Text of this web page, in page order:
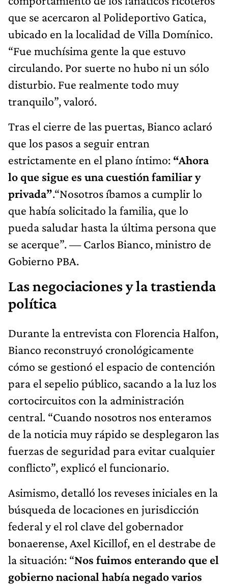
que se acercaron al Polideportivo Gatica,
ubicado en la localidad de Villa Domínico.
“Fue muchísima gente la que estuvo
circulando. Por suerte no hubo ni un sólo
disturbio. Fue realmente todo muy
tranquilo”, valoró.
Tras el cierre de las puertas, Bianco aclaró
que los pasos a seguir entran
estrictamente en el plano íntimo: “Ahora
lo que sigue es una cuestión familiar y
privada”.“Nosotros íbamos a cumplir lo
que había solicitado la familia, que lo
pueda saludar hasta la última persona que
se acerque”. — Carlos Bianco, ministro de
Gobierno PBA.
Las negociaciones y la trastienda
política
Durante la entrevista con Florencia Halfon,
Bianco reconstruyó cronológicamente
cómo se gestionó el espacio de contención
para el sepelio público, sacando a la luz los
cortocircuitos con la administración
central. “Cuando nosotros nos enteramos
de la noticia muy rápido se desplegaron las
fuerzas de seguridad para evitar cualquier
conflicto”, explicó el funcionario.
Asimismo, detalló los reveses iniciales en la
búsqueda de locaciones en jurisdicción
federal y el rol clave del gobernador
bonaerense, Axel Kicillof, en el destrabe de
la situación: “Nos fuimos enterando que el
gobierno nacional había negado varios